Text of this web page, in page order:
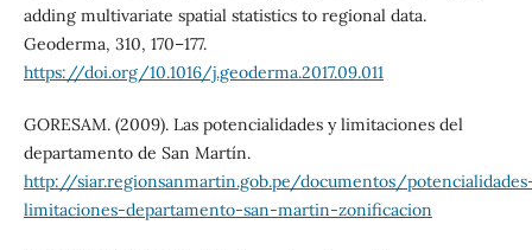
adding multivariate spatial statistics to regional data.
Geoderma, 310, 170–177.
https://doi.org/10.1016/j.geoderma.2017.09.011
GORESAM. (2009). Las potencialidades y limitaciones del
departamento de San Martín.
http://siar.regionsanmartin.gob.pe/documentos/
limitaciones-departamento-san-martin-zonificacion